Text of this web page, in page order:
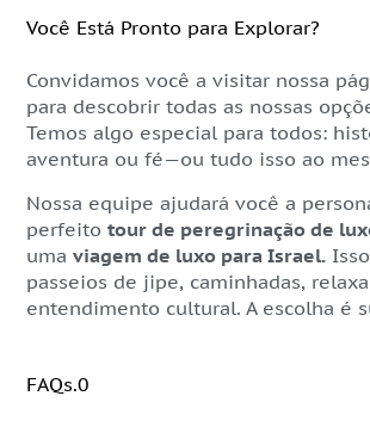
Você Está Pronto para Explorar?
Convidamos você a visitar nossa
para descobrir todas as nossas
Temos algo especial para todos:
aventura ou fé—ou tudo isso ao
Nossa equipe ajudará você a
perfeito tour de peregrinação de
uma viagem de luxo para Israel.
passeios de jipe, caminhadas,
entendimento cultural. A escolha é
FAQs.0